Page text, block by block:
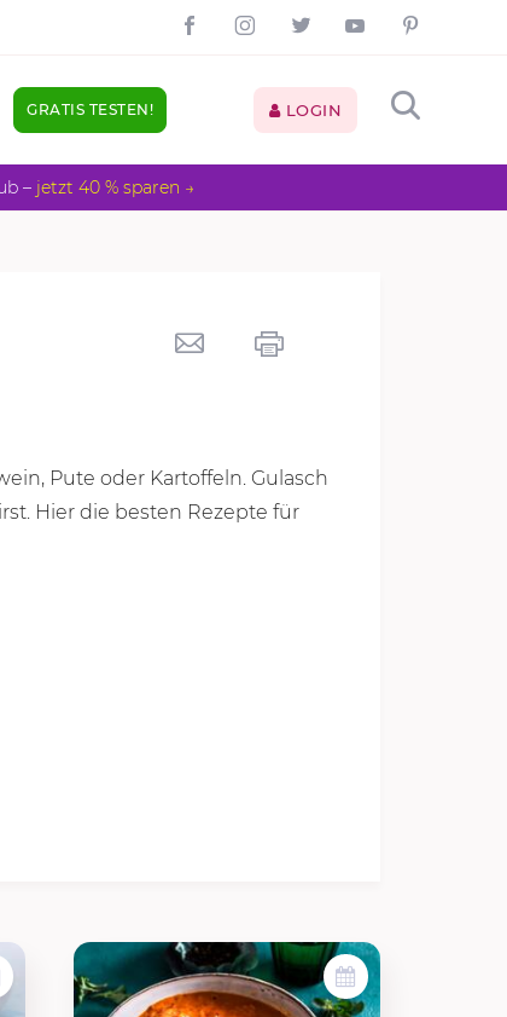
GRATIS TESTEN! LOGIN
– jetzt 40 % sparen →
Pute oder Kartoffeln. Gulasch
Hier die besten Rezepte für